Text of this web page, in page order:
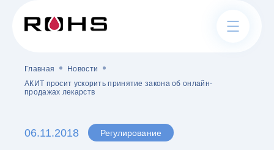
О нас
Устав
Главная
Новости
АКИТ просит ускорить принятие закона об онлайн-
продажах лекарств
06.11.2018 Регулирование